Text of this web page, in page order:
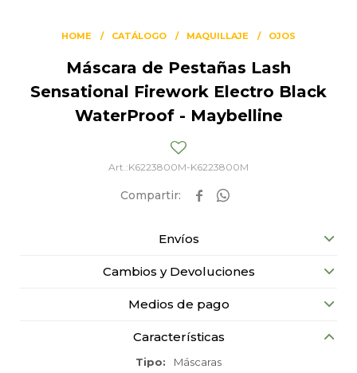
HOME CATÁLOGO MAQUILLAJE OJOS
Máscara de Pestañas Lash
Sensational Firework Electro Black
WaterProof - Maybelline
K6223800M-K6223800M
 
Envíos
Cambios y Devoluciones
Medios de pago
Características
Tipo Máscaras